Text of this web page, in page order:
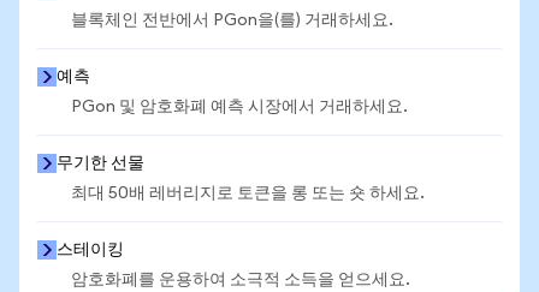
블록체인 전반에서 PGon을(를) 거래하세요.
예측
PGon 및 암호화폐 예측 시장에서 거래하세요.
무기한 선물
최대 50배 레버리지로 토큰을 롱 또는 숏 하세요.
스테이킹
암호화폐를 운용하여 소극적 소득을 얻으세요.